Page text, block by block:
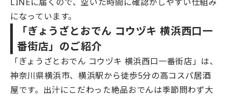
になっています。
「ぎょうざとおでん コウヅキ 横浜西口一
番街店」のご紹介
「ぎょうざとおでん コウヅキ 横浜西口一番街店」は、
神奈川県横浜市、横浜駅から徒歩5分の高コスパ居酒
屋です。出汁にこだわった絶品おでんは季節問わず大